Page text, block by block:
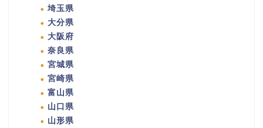
埼玉県
大分県
大阪府
奈良県
宮城県
宮崎県
富山県
山口県
山形県